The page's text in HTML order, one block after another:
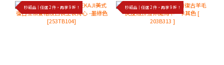
秒殺品｜任選 2 件，再享 9 折！ 秒殺品｜任選 2 件，再享 9 折！